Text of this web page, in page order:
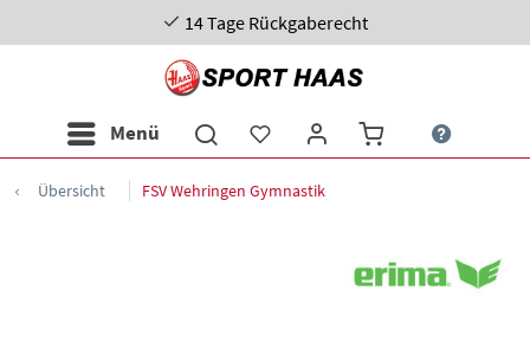
14 Tage Rückgaberecht
Menü
Übersicht FSV Wehringen Gymnastik